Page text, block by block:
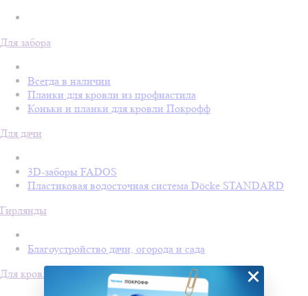
Для забора
Всегда в наличии
Планки для кровли из профнастила
Коньки и планки для кровли Покрофф
Для дачи
3D-заборы FADOS
Пластиковая водосточная система Döcke STANDARD
Гирлянды
Благоустройство дачи, огорода и сада
Для кровли
×